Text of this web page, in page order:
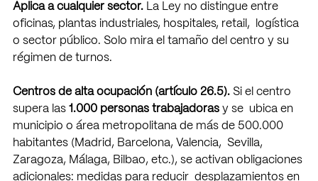
Aplica a cualquier sector.
La Ley no distingue entre
oficinas, plantas industriales, hospitales, retail,  logística
o sector público. Solo mira el tamaño del centro y su
régimen de turnos.
Centros de alta ocupación (artículo 26.5). Si el centro
supera las 1.000 personas trabajadoras y se  ubica en
municipio o área metropolitana de más de 500.000
habitantes (Madrid, Barcelona, Valencia,  Sevilla,
Zaragoza, Málaga, Bilbao, etc.), se activan obligaciones
adicionales: medidas para reducir  desplazamientos en